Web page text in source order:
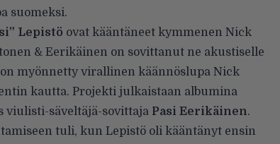
suomeksi.
Lepistö ovat kääntäneet kymmenen Nick
& Eerikäinen on sovittanut ne akustiselle
myönnetty virallinen käännöslupa Nick
kautta. Projekti julkaistaan albumina
viulisti-säveltäjä-sovittaja Pasi Eerikäinen.
tuli, kun Lepistö oli kääntänyt ensin